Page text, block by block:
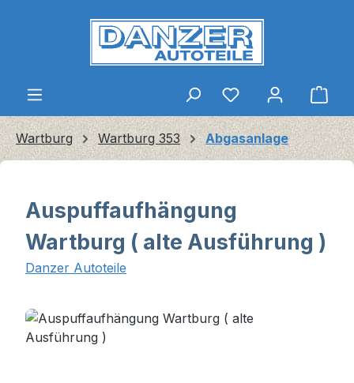
Zum Hauptinhalt springen
Wartburg Wartburg 353 Abgasanlage
Auspuffaufhängung
Wartburg ( alte Ausführung )
Danzer Autoteile
Bildergalerie überspringen